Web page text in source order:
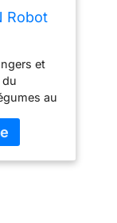
Robot
de
sur
et
du
au
de la
par le